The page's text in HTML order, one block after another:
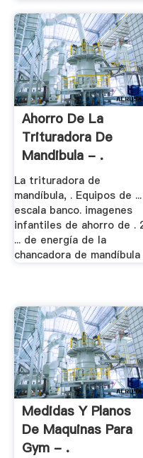
Ahorro De La
Trituradora De
Mandibula - .
La trituradora de
mandíbula, . Equipos de
escala banco. imagenes
infantiles de ahorro de .
... de energía de la
chancadora de mandíbula
Medidas Y Planos
De Maquinas Para
Gym - .